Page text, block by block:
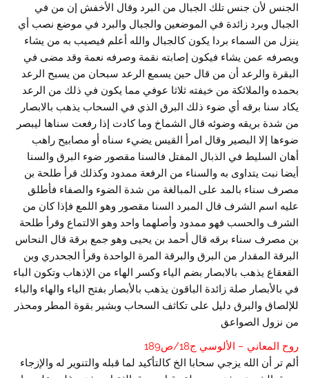
الجنس لأن جنس تلك الجبال من البرد وقال الأخفش إن من في
الجبال وبرد زائدة في الموضعين والجبال والبرد في موضع نصب أي
ينزل من السماء بردا يكون كالجبال والله أعلم فيصيب به من يشاء
ويصرفه عمن يشاء فيكون إصابته نقمة وصرفه نعمة وقد مضى في
البقرة والرعد أن من قال حين يسمع الرعد سبحان من يسبح الرعد
بحمده والملائكة من خيفته ثلاثا عوفي مما يكون في ذلك من الرعد
يكاد سنا برقه أي ضوء ذلك البرق الذي في السحاب يذهب بالابصار
من شدة بريقه وضوئه قال الشماخ وما كادت إذا رفعت سناها ليبصر
ضوءها إلا البصير وقال امرأ القيس يضيء سناه أو مصابيح راهب
أهان السليط في الذبال المفتل فالسنا مقصور ضوء البرق والسنا
أيضا نبت يتداوى به والسناء من الرفعة ممدود وكذلك قرأ طلحة بن
مصرف سناء بالمد على المبالغة من شدة الضوء والصفاء فأطلق
عليه اسم الشرف قال المبرد السنا مقصور وهو اللمع فإذا كان من
الشرف والحسب فهو ممدود وأصلهما واحد وهو الالتماع وقرأ طلحة
بن مصرف سناء برقه قال أحمد بن يحيى وهو جمع برقة قال النحاس
البرقة المقدار من البرق والبرقة المرة الواحدة وقرأ الجحدري وبن
القعقاع يذهب بالابصار بضم الياء وكسر الهاء من الإذهاب وتكون الباء
في بالأبصار صلة زائدة الباقون يذهب بالأبصار بفتح الياء والهاء والباء
للإلصاق والبرق دليل على تكاثف السحاب وبشير بقوة المطر ومحذر
من نزول الصواعق
روح المعاني – الألوسي ج18/ص189
ألم تر أن الله يزجي سحابا الخ كالتأكيد لما قبله والتنوير له والإزجاء